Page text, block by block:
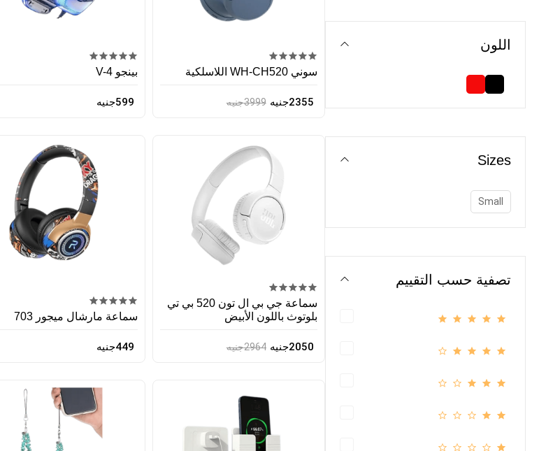
سوني WH-CH520 اللاسلكية
2355جنيه 3999جنيه
بينجو V-4
599جنيه
سماعة جي بي ال تون 520 بي تي
بلوتوث باللون الأبيض
2050جنيه 2964جنيه
سماعة مارشال ميجور 703
449جنيه
المستلزمات الرياضية
اللون
Sizes
Small
تصفية حسب التقييم